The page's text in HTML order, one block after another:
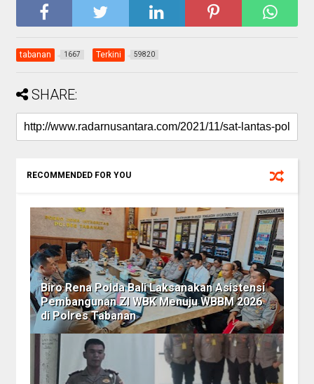
tabanan 1667 Terkini 59820
SHARE:
RECOMMENDED FOR YOU
Biro Rena Polda Bali Laksanakan Asistensi
Pembangunan ZI WBK Menuju WBBM 2026
di Polres Tabanan